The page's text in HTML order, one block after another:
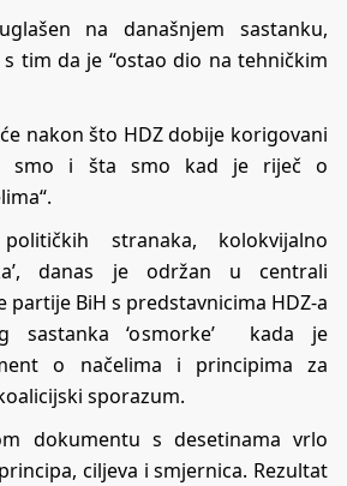
na današnjem sastanku,
tim da je “ostao dio na tehničkim
nakon što HDZ dobije korigovani
smo i šta smo kad je riječ o
stranaka, kolokvijalno
danas je održan u centrali
partije BiH s predstavnicima HDZ-a
sastanka ‘osmorke’ kada je
o načelima i principima za
sporazum.
dokumentu s desetinama vrlo
ciljeva i smjernica. Rezultat